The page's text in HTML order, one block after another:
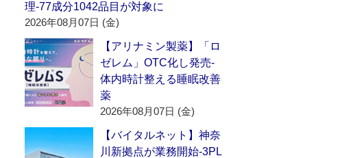
理‐77成分1042品目が対象に
2026年08月07日 (金)
【アリナミン製薬】「ロ
ゼレム」OTC化し発売‐
体内時計整える睡眠改善
薬
2026年08月07日 (金)
【バイタルネット】神奈
川新拠点が業務開始‐3PL